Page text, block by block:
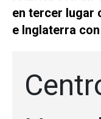
en tercer lugar
e Inglaterra